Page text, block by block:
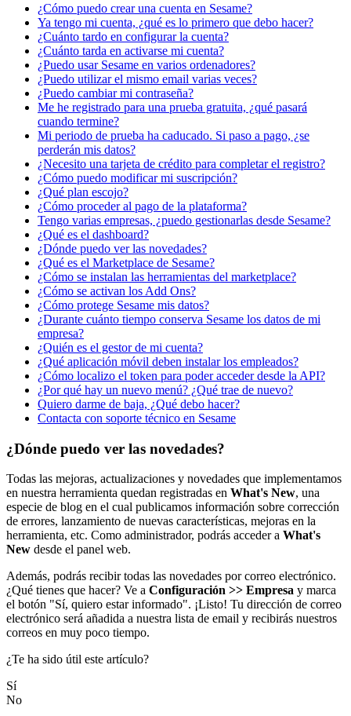
¿Cómo puedo crear una cuenta en Sesame?
Ya tengo mi cuenta, ¿qué es lo primero que debo hacer?
¿Cuánto tardo en configurar la cuenta?
¿Cuánto tarda en activarse mi cuenta?
¿Puedo usar Sesame en varios ordenadores?
¿Puedo utilizar el mismo email varias veces?
¿Puedo cambiar mi contraseña?
Me he registrado para una prueba gratuita, ¿qué pasará
cuando termine?
Mi periodo de prueba ha caducado. Si paso a pago, ¿se
perderán mis datos?
¿Necesito una tarjeta de crédito para completar el registro?
¿Cómo puedo modificar mi suscripción?
¿Qué plan escojo?
¿Cómo proceder al pago de la plataforma?
Tengo varias empresas, ¿puedo gestionarlas desde Sesame?
¿Qué es el dashboard?
¿Dónde puedo ver las novedades?
¿Qué es el Marketplace de Sesame?
¿Cómo se instalan las herramientas del marketplace?
¿Cómo se activan los Add Ons?
¿Cómo protege Sesame mis datos?
¿Durante cuánto tiempo conserva Sesame los datos de mi
empresa?
¿Quién es el gestor de mi cuenta?
¿Qué aplicación móvil deben instalar los empleados?
¿Cómo localizo el token para poder acceder desde la API?
¿Por qué hay un nuevo menú? ¿Qué trae de nuevo?
Quiero darme de baja, ¿Qué debo hacer?
Contacta con soporte técnico en Sesame
¿Dónde puedo ver las novedades?
Todas las mejoras, actualizaciones y novedades que implementamos
en nuestra herramienta quedan registradas en What's New, una
especie de blog en el cual publicamos información sobre corrección
de errores, lanzamiento de nuevas características, mejoras en la
herramienta, etc. Como administrador, podrás acceder a What's
New desde el panel web.
Además, podrás recibir todas las novedades por correo electrónico.
¿Qué tienes que hacer? Ve a Configuración >> Empresa y marca
el botón "Sí, quiero estar informado". ¡Listo! Tu dirección de correo
electrónico será añadida a nuestra lista de email y recibirás nuestros
correos en muy poco tiempo.
¿Te ha sido útil este artículo?
Sí
No